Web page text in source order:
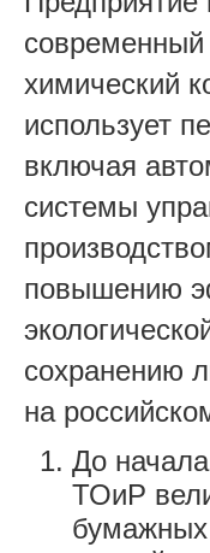
современный
химический
использует
включая
системы
повышению
сохранению
на
До
ТОиР